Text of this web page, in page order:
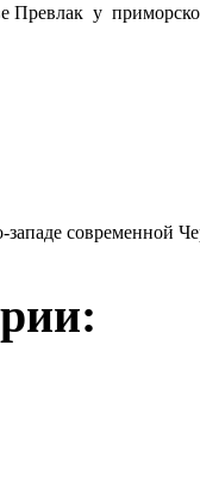
Превлак у
современной